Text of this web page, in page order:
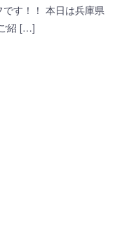
す！！ 本日は兵庫県
紹 […]